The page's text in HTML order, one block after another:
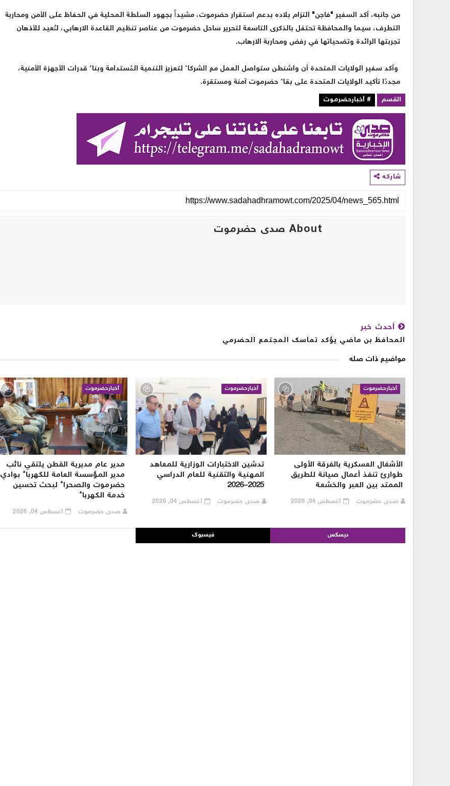
من جانبه، أكد السفير "فاجن" التزام بلاده بدعم استقرار حضرموت، مشيداً بجهود السلطة المحلية في الحفاظ على الأمن ومحاربة
التطرف، سيما والمحافظة تحتفل بالذكرى التاسعة لتحرير ساحل حضرموت من عناصر تنظيم القاعدة الارهابي، لتُعيد للأذهان
تجربتها الرائدة وتضحياتها في رفض ومحاربة الارهاب.
وأكد سفير الولايات المتحدة أن واشنطن ستواصل العمل مع الشركاء لتعزيز التنمية المُستدامة وبناء قدرات الأجهزة الأمنية،
مجددًا تأكيد الولايات المتحدة على بقاء حضرموت آمنة ومستقرة.
القسم # أخبارحضرموت
شاركه
About صدى حضرموت
أحدث خبر
المحافظ بن ماضي يؤكد تماسك المجتمع الحضرمي
مواضيع ذات صله
أخبارحضرموت
الأشغال العسكرية بالفرقة الأولى
طوارئ تنفذ أعمال صيانة للطريق
الممتد بين العبر والخشعة
صدى حضرموت أغسطس 04, 2026
أخبارحضرموت
تدشين الاختبارات الوزارية للمعاهد
المهنية والتقنية للعام الدراسي
2025–2026
صدى حضرموت أغسطس 04, 2026
أخبارحضرموت
مدير عام مديرية القطن يلتقي نائب
مدير المؤسسة العامة للكهرباء بوادي
حضرموت والصحراء لبحث تحسين
خدمة الكهرباء
صدى حضرموت أغسطس 04, 2026
ديسكس فيسبوك